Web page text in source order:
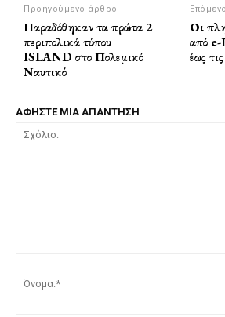
Προηγούμενο άρθρο
Παραδόθηκαν τα πρώτα 2
περιπολικά τύπου
ISLAND στο Πολεμικό
Ναυτικό
Οι
από
έως
ΑΦΗΣΤΕ ΜΙΑ ΑΠΑΝΤΗΣΗ